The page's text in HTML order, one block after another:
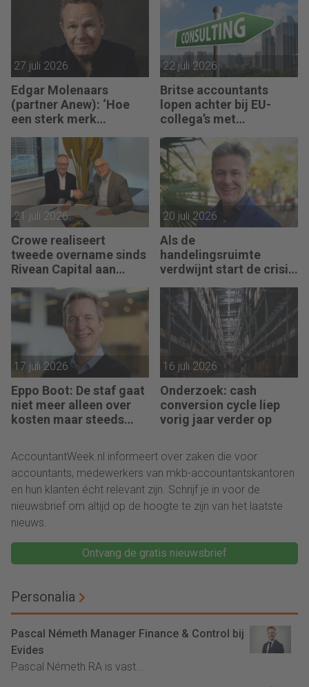
27 juli 2026
Edgar Molenaars
(partner Anew): ‘Hoe
een sterk merk
ontastbare waarde
vertaalt in tastbaar
geld’
22 juli 2026
Britse accountants
lopen achter bij EU-
collega’s met
advieswerk
21 juli 2026
Crowe realiseert
tweede overname sinds
Rivean Capital aan
20 juli 2026
Als de
handelingsruimte
verdwijnt start de crisis
Pim van Berkel
17 juli 2026
Eppo Boot: De staf gaat
niet meer alleen over
kosten maar steeds
16 juli 2026
Onderzoek: cash
conversion cycle liep
vorig jaar verder op
AccountantWeek.nl informeert over zaken die voor
accountants, medewerkers van mkb-accountantskantoren
en hun klanten écht relevant zijn. Schrijf je in voor de
nieuwsbrief om altijd op de hoogte te zijn van het laatste
nieuws.
Ontvang de gratis nieuwsbrief
Personalia
Pascal Németh Manager Finance & Control bij
Evides
Pascal Németh RA is vast...